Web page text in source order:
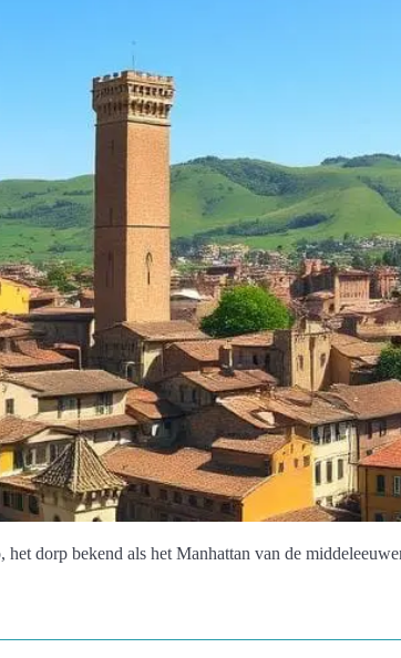
dorp bekend als het Manhattan van de